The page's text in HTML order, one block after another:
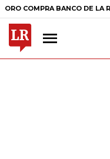
BANCO DE LA